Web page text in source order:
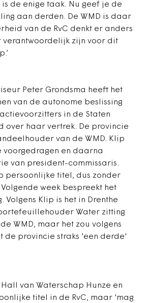
de enige taak. Nu geef je de
aan derden. De WMD is daar
van de RvC denkt er anders
verantwoordelijk zijn voor dit
Peter Grondsma heeft het
van de autonome beslissing
in de Staten
over haar vertrek. De provincie
van de WMD. Klip
voorgedragen en daarna
van president-commissaris.
persoonlijke titel, dus zonder
Volgende week bespreekt het
Volgens Klip is het in Drenthe
Water zitting
WMD, maar het zou volgens
de provincie straks 'een derde'
van Waterschap Hunze en
titel in de RvC, maar 'mag